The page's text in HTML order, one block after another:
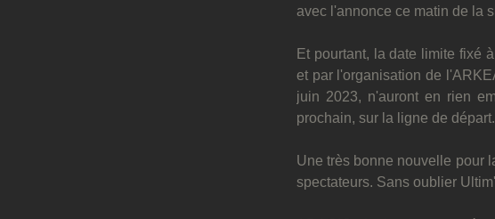
avec l'annonce ce matin de la
Et pourtant, la date limite fixé
et par l'organisation de
juin 2023, n'auront en rien
prochain, sur la ligne de
Une très bonne nouvelle pour
spectateurs. Sans oublier